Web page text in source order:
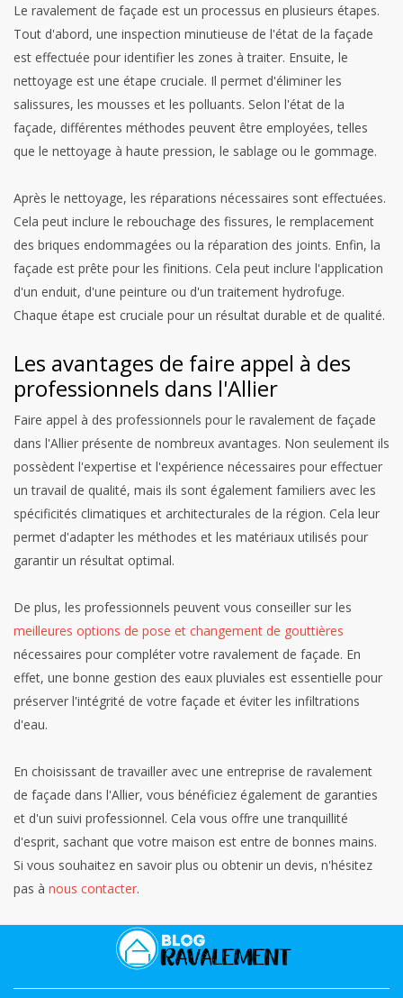
Le ravalement de façade est un processus en plusieurs étapes.
Tout d'abord, une inspection minutieuse de l'état de la façade
est effectuée pour identifier les zones à traiter. Ensuite, le
nettoyage est une étape cruciale. Il permet d'éliminer les
salissures, les mousses et les polluants. Selon l'état de la
façade, différentes méthodes peuvent être employées, telles
que le nettoyage à haute pression, le sablage ou le gommage.
Après le nettoyage, les réparations nécessaires sont effectuées.
Cela peut inclure le rebouchage des fissures, le remplacement
des briques endommagées ou la réparation des joints. Enfin, la
façade est prête pour les finitions. Cela peut inclure l'application
d'un enduit, d'une peinture ou d'un traitement hydrofuge.
Chaque étape est cruciale pour un résultat durable et de qualité.
Les avantages de faire appel à des
professionnels dans l'Allier
Faire appel à des professionnels pour le ravalement de façade
dans l'Allier présente de nombreux avantages. Non seulement ils
possèdent l'expertise et l'expérience nécessaires pour effectuer
un travail de qualité, mais ils sont également familiers avec les
spécificités climatiques et architecturales de la région. Cela leur
permet d'adapter les méthodes et les matériaux utilisés pour
garantir un résultat optimal.
De plus, les professionnels peuvent vous conseiller sur les
meilleures options de pose et changement de gouttières
nécessaires pour compléter votre ravalement de façade. En
effet, une bonne gestion des eaux pluviales est essentielle pour
préserver l'intégrité de votre façade et éviter les infiltrations
d'eau.
En choisissant de travailler avec une entreprise de ravalement
de façade dans l'Allier, vous bénéficiez également de garanties
et d'un suivi professionnel. Cela vous offre une tranquillité
d'esprit, sachant que votre maison est entre de bonnes mains.
Si vous souhaitez en savoir plus ou obtenir un devis, n'hésitez
pas à nous contacter.